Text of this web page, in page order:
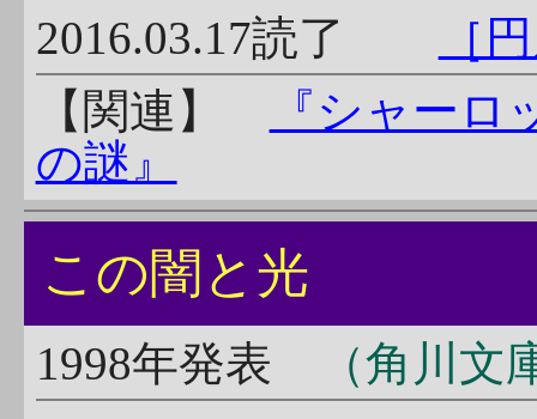
2016.03.17読了
［
【関連】
『シャー
の謎』
この闇と光
1998年発表
（角川